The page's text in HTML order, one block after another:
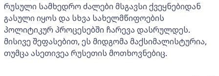
რუსული სამხედრო ძალები მსგავსი ქვეყნებიდან
გასული იყოს და სხვა სახელმწიფოების
პოლიტიკურ პროცესებში ჩარევა დასრულდეს.
მისივე შეფასებით, ეს მიდგომა მაქსიმალისტურია,
თუმცა ასეთივეა რუსეთის მოთხოვნებიც.